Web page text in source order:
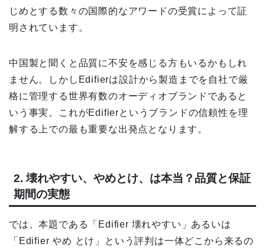
じめとする数々の国際的なアワードの受賞によって証
明されています。
中国製と聞くと品質に不安を感じる方もいるかもしれ
ません。しかしEdifierは設計から製造までを自社で厳
格に管理する世界有数のオーディオブランドであると
いう事実。これがEdifierというブランドの信頼性を理
解する上での最も重要な出発点となります。
2. 壊れやすい、やめとけ、は本当？品質と保証
期間の実態
では、本題である「Edifier 壊れやすい」あるいは
「Edifier やめ とけ」という評判は一体どこから来るの